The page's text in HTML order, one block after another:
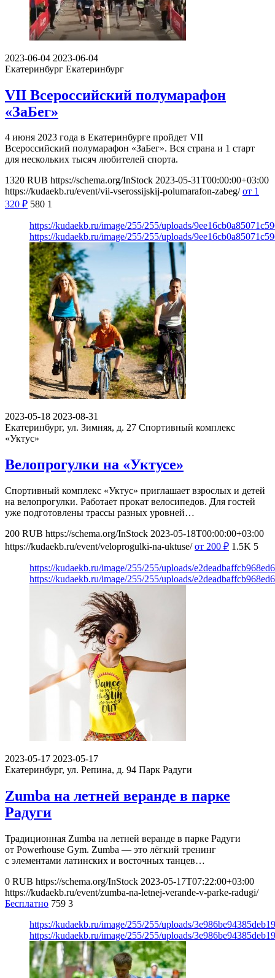
2023-06-04 2023-06-04
Екатеринбург Екатеринбург
VII Всероссийский полумарафон
«ЗаБег»
4 июня 2023 года в Екатеринбурге пройдет VII
Всероссийский полумарафон «ЗаБег». Вся страна и 1 старт
для нескольких тысяч любителей спорта.
1320 RUB https://schema.org/InStock 2023-05-31T00:00:00+03:00
https://kudaekb.ru/event/vii-vserossijskij-polumarafon-zabeg/ от 1
320 ₽ 580 1
https://kudaekb.ru/image/255/255/uploads/
https://kudaekb.ru/image/255/255/uploads/
2023-05-18 2023-08-31
Екатеринбург, ул. Зимняя, д. 27 Спортивный комплекс
«Уктус»
Велопрогулки на «Уктусе»
Спортивный комплекс «Уктус» приглашает взрослых и детей
на велопрогулки. Работает прокат велосипедов. Для гостей
уже подготовлены трассы разных уровней…
200 RUB https://schema.org/InStock 2023-05-18T00:00:00+03:00
https://kudaekb.ru/event/veloprogulki-na-uktuse/ от 200 ₽ 1.5K 5
https://kudaekb.ru/image/255/255/uploads/
https://kudaekb.ru/image/255/255/uploads/
2023-05-17 2023-05-17
Екатеринбург, ул. Репина, д. 94 Парк Радуги
Zumba на летней веранде в парке
Радуги
Традиционная Zumba на летней веранде в парке Радуги
от Powerhouse Gym. Zumba — это лёгкий тренинг
с элементами латинских и восточных танцев…
0 RUB https://schema.org/InStock 2023-05-17T07:22:00+03:00
https://kudaekb.ru/event/zumba-na-letnej-verande-v-parke-radugi/
Бесплатно 759 3
https://kudaekb.ru/image/255/255/uploads/
https://kudaekb.ru/image/255/255/uploads/